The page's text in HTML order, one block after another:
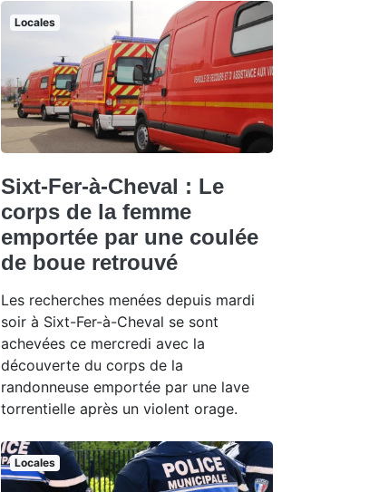
Locales
Sixt-Fer-à-Cheval : Le
corps de la femme
emportée par une coulée
de boue retrouvé
Les recherches menées depuis mardi
soir à Sixt-Fer-à-Cheval se sont
achevées ce mercredi avec la
découverte du corps de la
randonneuse emportée par une lave
torrentielle après un violent orage.
Locales